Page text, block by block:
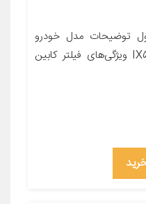
توضیحات مدل خودرو
IX۵۵ ۲۰۱۰ – ۲۰۱۱ – ۲۰۱۲ – ۲۰۱۳ ویژگی‌های فیلتر کابین